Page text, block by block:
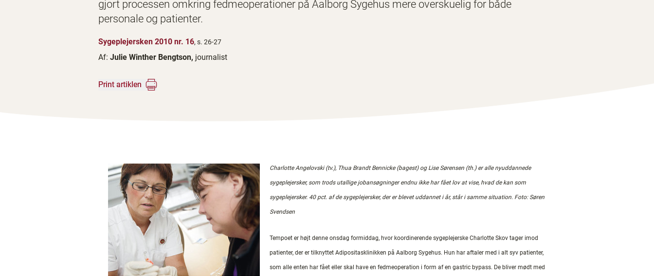
gjort processen omkring fedmeoperationer på Aalborg Sygehus mere overskuelig for både
personale og patienter.
Sygeplejersken 2010 nr. 16, s. 26-27
Af: Julie Winther Bengtson, journalist
Print artiklen
Charlotte Angelovski (tv.), Thua Brandt Bennicke (bagest) og Lise Sørensen (th.) er alle nyuddannede
sygeplejersker, som trods utallige jobansøgninger endnu ikke har fået lov at vise, hvad de kan som
sygeplejersker. 40 pct. af de sygeplejersker, der er blevet uddannet i år, står i samme situation. Foto: Søren
Svendsen
Tempoet er højt denne onsdag formiddag, hvor koordinerende sygeplejerske Charlotte Skov tager imod
patienter, der er tilknyttet Adipositasklinikken på Aalborg Sygehus. Hun har aftaler med i alt syv patienter,
som alle enten har fået eller skal have en fedmeoperation i form af en gastric bypass. De bliver mødt med